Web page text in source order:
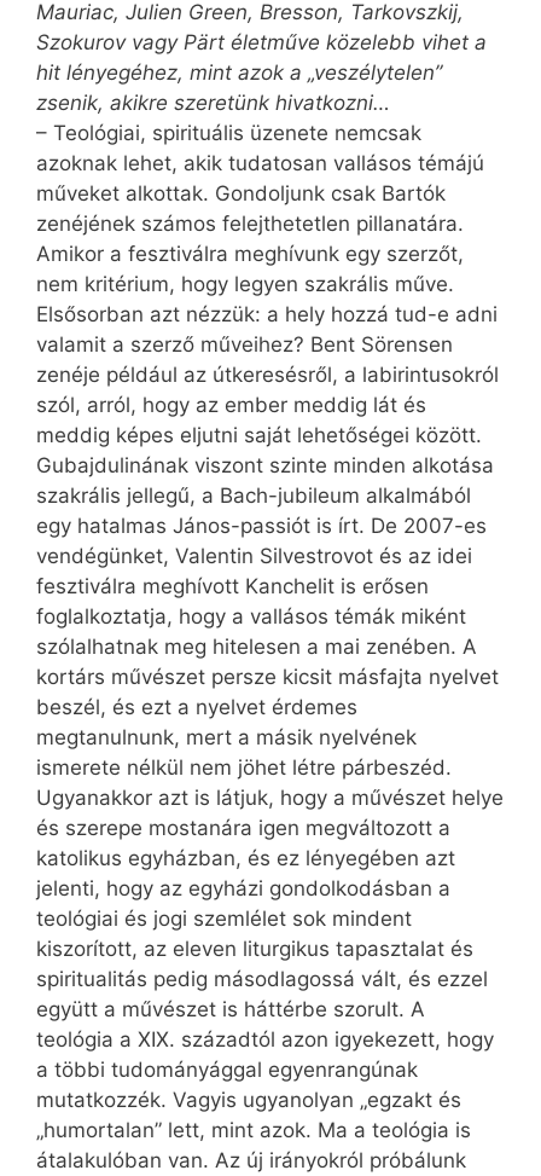
Mauriac, Julien Green, Bresson, Tarkovszkij,
Szokurov vagy Pärt életműve közelebb vihet a
hit lényegéhez, mint azok a „veszélytelen”
zsenik, akikre szeretünk hivatkozni…
– Teológiai, spirituális üzenete nemcsak
azoknak lehet, akik tudatosan vallásos témájú
műveket alkottak. Gondoljunk csak Bartók
zenéjének számos felejthetetlen pillanatára.
Amikor a fesztiválra meghívunk egy szerzőt,
nem kritérium, hogy legyen szakrális műve.
Elsősorban azt nézzük: a hely hozzá tud-e adni
valamit a szerző műveihez? Bent Sörensen
zenéje például az útkeresésről, a labirintusokról
szól, arról, hogy az ember meddig lát és
meddig képes eljutni saját lehetőségei között.
Gubajdulinának viszont szinte minden alkotása
szakrális jellegű, a Bach-jubileum alkalmából
egy hatalmas János-passiót is írt. De 2007-es
vendégünket, Valentin Silvestrovot és az idei
fesztiválra meghívott Kanchelit is erősen
foglalkoztatja, hogy a vallásos témák miként
szólalhatnak meg hitelesen a mai zenében. A
kortárs művészet persze kicsit másfajta nyelvet
beszél, és ezt a nyelvet érdemes
megtanulnunk, mert a másik nyelvének
ismerete nélkül nem jöhet létre párbeszéd.
Ugyanakkor azt is látjuk, hogy a művészet helye
és szerepe mostanára igen megváltozott a
katolikus egyházban, és ez lényegében azt
jelenti, hogy az egyházi gondolkodásban a
teológiai és jogi szemlélet sok mindent
kiszorított, az eleven liturgikus tapasztalat és
spiritualitás pedig másodlagossá vált, és ezzel
együtt a művészet is háttérbe szorult. A
teológia a XIX. századtól azon igyekezett, hogy
a többi tudományággal egyenrangúnak
mutatkozzék. Vagyis ugyanolyan „egzakt és
„humortalan” lett, mint azok. Ma a teológia is
átalakulóban van. Az új irányokról próbálunk